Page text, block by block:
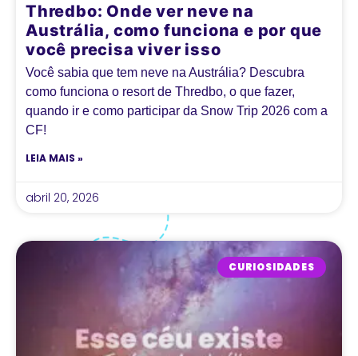
Thredbo: Onde ver neve na
Austrália, como funciona e por que
você precisa viver isso
Você sabia que tem neve na Austrália? Descubra
como funciona o resort de Thredbo, o que fazer,
quando ir e como participar da Snow Trip 2026 com a
CF!
LEIA MAIS »
abril 20, 2026
CURIOSIDADES